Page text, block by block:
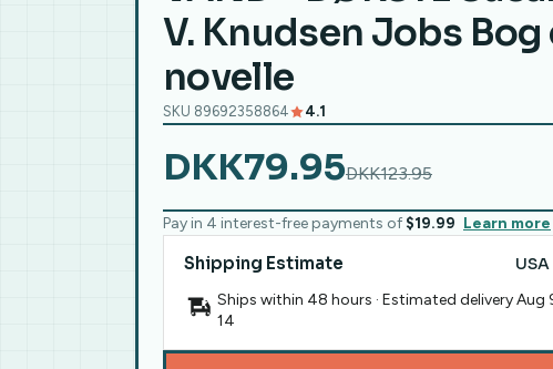
V. Knudsen Jobs Bog
novelle
SKU 89692358864 4.1
DKK79.95DKK123.95
Pay in 4 interest-free payments of $19.99 Learn more
Shipping Estimate USA
Ships within 48 hours · Estimated deliveryAug
14